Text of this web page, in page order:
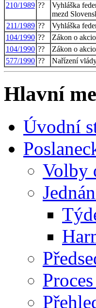
210/1989 ??
Vyhláška
mezd
211/1989 ??
Vyhláška
104/1990 ??
Zákon o
104/1990 ??
Zákon o
577/1990 ?? Nařízení
Hlavní
Úvodní
Volby